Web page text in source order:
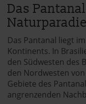
Das
Das Pantanal liegt
Kontinents. In
den Südwesten des
den Nordwesten von
Gebiete des
angrenzenden